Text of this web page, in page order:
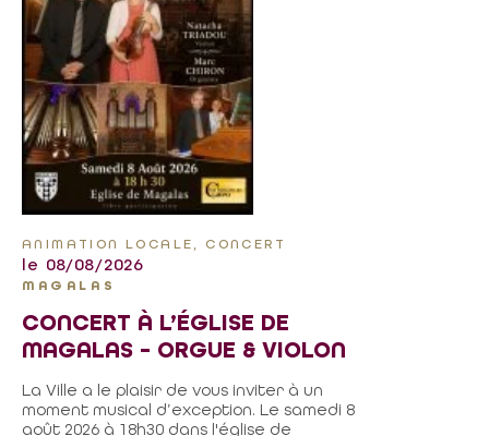
ANIMATION LOCALE, CONCERT
le 08/08/2026
MAGALAS
CONCERT À L’ÉGLISE DE
MAGALAS – ORGUE & VIOLON
La Ville a le plaisir de vous inviter à un
moment musical d’exception. Le samedi 8
août 2026 à 18h30 dans l'église de